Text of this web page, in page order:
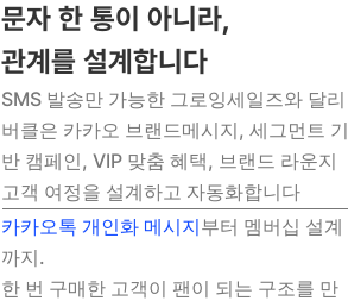
문자 한 통이 아니라,
관계를 설계합니다
SMS 발송만 가능한 그로잉세일즈와 달리
버클은 카카오 브랜드메시지, 세그먼트 기
반 캠페인, VIP 맞춤 혜택, 브랜드 라운지
고객 여정을 설계하고 자동화합니다
카카오톡 개인화 메시지부터 멤버십 설계
까지.
한 번 구매한 고객이 팬이 되는 구조를 만